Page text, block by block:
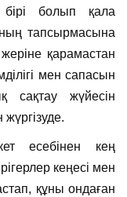
бірі болып қала
тапсырмасына
қарамастан
мен сапасын
сақтау жүйесін
есебінен кең
кеңесі мен
құны ондаған